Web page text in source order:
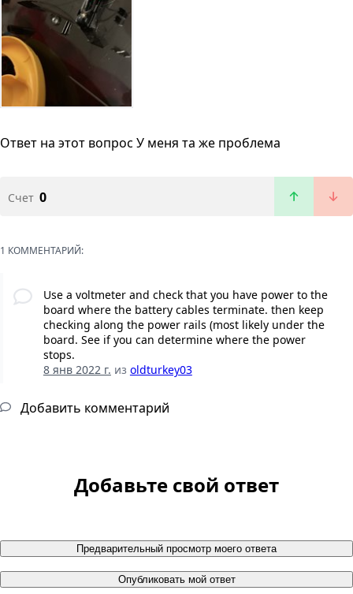
Ответ на этот вопрос У меня та же проблема
Счет 0
1 КОММЕНТАРИЙ:
Use a voltmeter and check that you have power to the
board where the battery cables terminate. then keep
checking along the power rails (most likely under the
board. See if you can determine where the power
stops.
8 янв 2022 г. из oldturkey03
Добавить комментарий
Добавьте свой ответ
Предварительный просмотр моего ответа
Опубликовать мой ответ